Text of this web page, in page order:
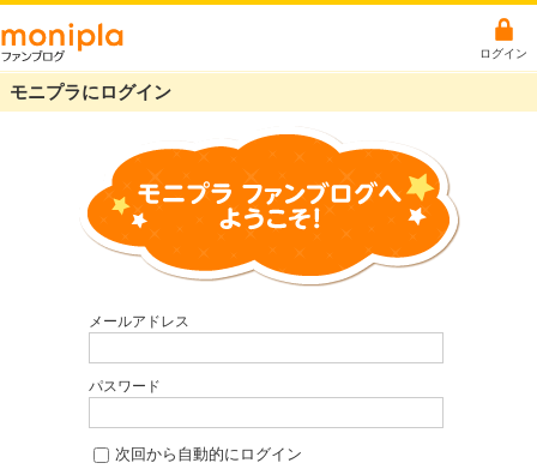
ログイン
モニプラにログイン
メールアドレス
パスワード
次回から自動的にログイン